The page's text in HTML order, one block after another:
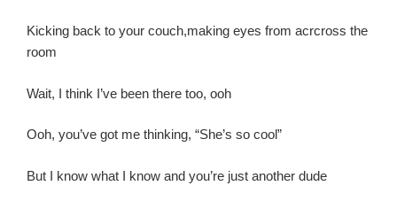
Kicking back to your couch,making eyes from acrcross the
room
Wait, I think I’ve been there too, ooh
Ooh, you’ve got me thinking, “She’s so cool”
But I know what I know and you’re just another dude